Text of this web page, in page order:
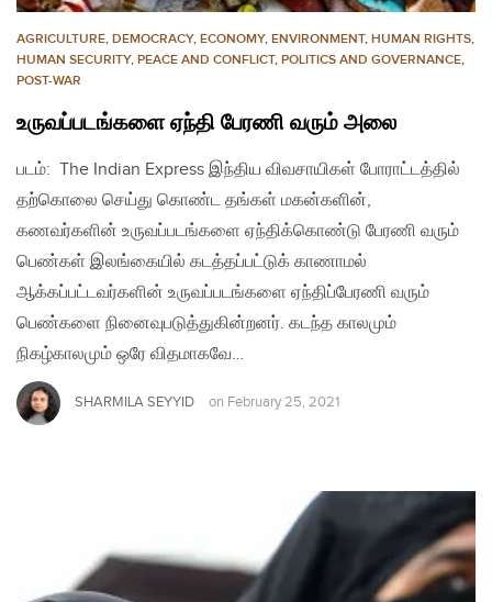
AGRICULTURE, DEMOCRACY, ECONOMY, ENVIRONMENT, HUMAN RIGHTS,
HUMAN SECURITY, PEACE AND CONFLICT, POLITICS AND GOVERNANCE,
POST-WAR
உருவப்படங்களை ஏந்தி பேரணி வரும் அலை
படம்: The Indian Express இந்திய விவசாயிகள் போராட்டத்தில்
தற்கொலை செய்து கொண்ட தங்கள் மகன்களின்,
கணவர்களின் உருவப்படங்களை ஏந்திக்கொண்டு பேரணி வரும்
பெண்கள் இலங்கையில் கடத்தப்பட்டுக் காணாமல்
ஆக்கப்பட்டவர்களின் உருவப்படங்களை ஏந்திப்பேரணி வரும்
பெண்களை நினைவுபடுத்துகின்றனர். கடந்த காலமும்
நிகழ்காலமும் ஒரே விதமாகவே…
SHARMILA SEYYID on February 25, 2021